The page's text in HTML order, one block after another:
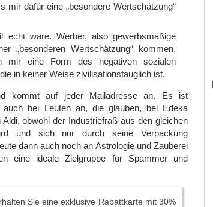
mir dafür eine „besondere Wertschätzung“
echt wäre. Werber, also gewerbsmäßige
„besonderen Wertschätzung“ kommen,
mir eine Form des negativen sozialen
in keiner Weise zivilisationstauglich ist.
kommt auf jeder Mailadresse an. Es ist
auch bei Leuten an, die glauben, bei Edeka
obwohl der Industriefraß aus den gleichen
und sich nur durch seine Verpackung
dann auch noch an Astrologie und Zauberei
eine ideale Zielgruppe für Spammer und
Sie eine exklusive Rabattkarte mit 30%